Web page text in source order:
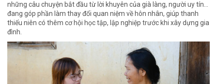
những câu chuyện bắt đầu từ lời khuyên của già làng, người uy tín…
đang góp phần làm thay đổi quan niệm về hôn nhân, giúp thanh
thiếu niên có thêm cơ hội học tập, lập nghiệp trước khi xây dựng gia
đình.